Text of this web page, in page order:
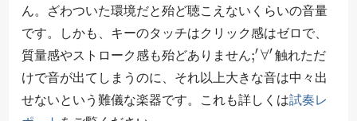
ん。ざわついた環境だと殆ど聴こえないくらいの音量
です。しかも、キーのタッチはクリック感はゼロで、
質量感やストローク感も殆どありません
;′∀′
触れただ
けで音が出てしまうのに、それ以上大きな音は中々出
せないという難儀な楽器です。これも詳しくは試奏レ